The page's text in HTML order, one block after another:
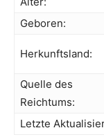
Geboren:
Herkunftsland:
Quelle des
Reichtums:
Letzte